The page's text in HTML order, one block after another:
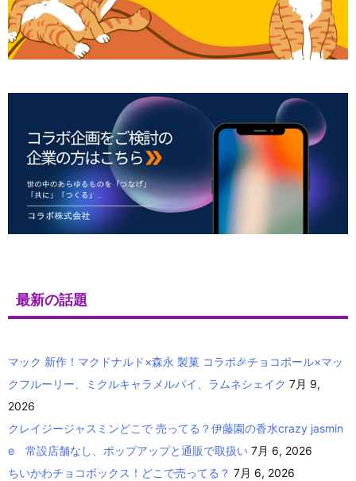
最新の話題
マック 新作！マクドナルド×森永 製菓 コラボ🎉チョコボール×マッ
クフルーリー、ミクルキャラメルパイ、ラムネシェイク 7月 9,
2026
クレイジージャスミンどこで 売ってる？伊藤園の香水crazy jasmin
e 常設店舗なし、ポップアップと通販で取扱い 7月 6, 2026
ちいかわチョコボックス！どこで売ってる？ 7月 6, 2026